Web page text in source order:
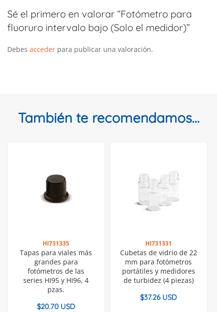
Sé el primero en valorar “Fotómetro para
fluoruro intervalo bajo (Solo el medidor)”
Debes acceder para publicar una valoración.
También te recomendamos…
HI731335
Tapas para viales más
grandes para
fotómetros de las
series HI95 y HI96, 4
pzas.
$20.70 USD
HI731331
Cubetas de vidrio de 22
mm para fotómetros
portátiles y medidores
de turbidez (4 piezas)
$37.26 USD